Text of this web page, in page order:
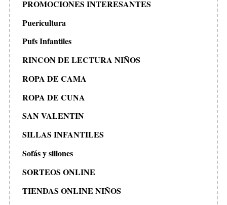
PROMOCIONES INTERESANTES
Puericultura
Pufs Infantiles
RINCON DE LECTURA NIÑOS
ROPA DE CAMA
ROPA DE CUNA
SAN VALENTIN
SILLAS INFANTILES
Sofás y sillones
SORTEOS ONLINE
TIENDAS ONLINE NIÑOS